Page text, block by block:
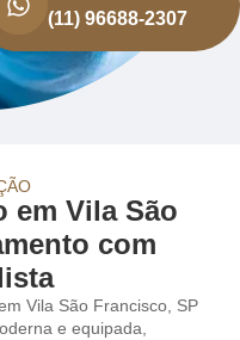
(11) 96688-2307
em Vila São
com
Vila São Francisco, SP
e equipada,